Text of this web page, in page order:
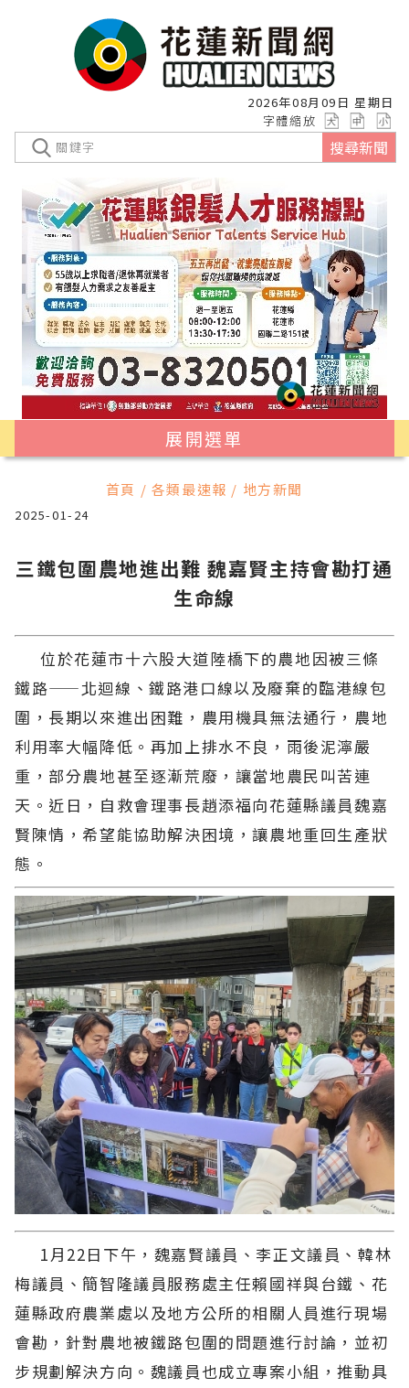
2026年08月09日 星期日
字體縮放
搜尋新聞
展開選單
首頁 / 各類最速報 / 地方新聞
2025-01-24
三鐵包圍農地進出難 魏嘉賢主持會勘打通
生命線
位於花蓮市十六股大道陸橋下的農地因被三條
鐵路——北迴線、鐵路港口線以及廢棄的臨港線包
圍，長期以來進出困難，農用機具無法通行，農地
利用率大幅降低。再加上排水不良，雨後泥濘嚴
重，部分農地甚至逐漸荒廢，讓當地農民叫苦連
天。近日，自救會理事長趙添福向花蓮縣議員魏嘉
賢陳情，希望能協助解決困境，讓農地重回生產狀
態。
1月22日下午，魏嘉賢議員、李正文議員、韓林
梅議員、簡智隆議員服務處主任賴國祥與台鐵、花
蓮縣政府農業處以及地方公所的相關人員進行現場
會勘，針對農地被鐵路包圍的問題進行討論，並初
步規劃解決方向。魏議員也成立專案小組，推動具